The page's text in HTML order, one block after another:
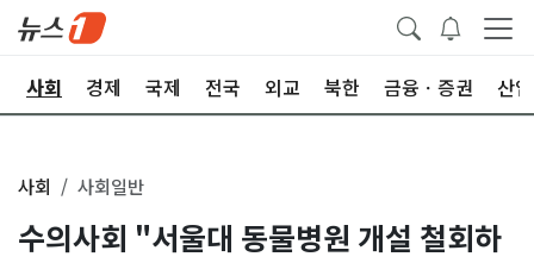
사회 경제 국제 전국 외교 북한 금융ㆍ증권 산업
사회 사회일반
수의사회 "서울대 동물병원 개설 철회하